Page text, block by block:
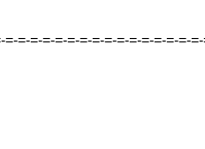
=-=-=-=-=-=-=-=-=-=-=-=-=-=-